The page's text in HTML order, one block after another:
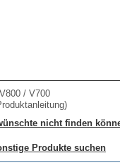
/ V700
nicht finden
Produkte suchen